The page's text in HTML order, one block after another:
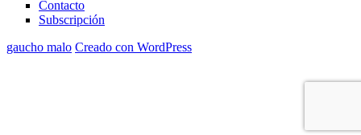
Contacto
Subscripción
gaucho malo Creado con WordPress